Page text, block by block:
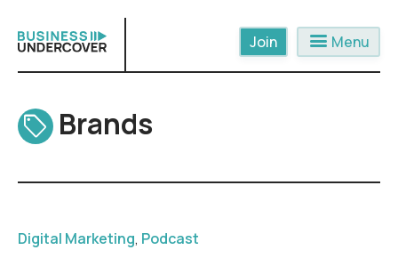
content
menu Menu
Brands
Digital Marketing, Podcast